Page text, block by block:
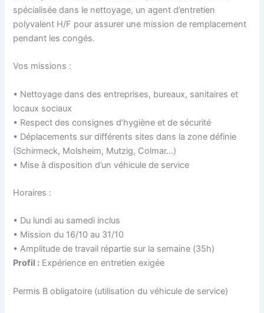
spécialisée dans le nettoyage, un agent d’entretien
polyvalent H/F pour assurer une mission de remplacement
pendant les congés.
Vos missions :
• Nettoyage dans des entreprises, bureaux, sanitaires et
locaux sociaux
• Respect des consignes d’hygiène et de sécurité
• Déplacements sur différents sites dans la zone définie
(Schirmeck, Molsheim, Mutzig, Colmar…)
• Mise à disposition d’un véhicule de service
Horaires :
• Du lundi au samedi inclus
• Mission du 16/10 au 31/10
• Amplitude de travail répartie sur la semaine (35h)
Profil : Expérience en entretien exigée
Permis B obligatoire (utilisation du véhicule de service)